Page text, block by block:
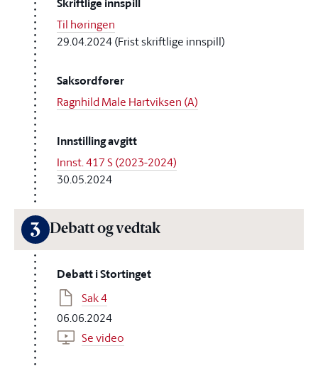
Til høringen
29.04.2024 (Frist skriftlige innspill)
Saksordfører
Ragnhild Male Hartviksen (A)
Innstilling avgitt
Innst. 417 S (2023-2024)
30.05.2024
3 Debatt og vedtak
Debatt i Stortinget
Sak 4
06.06.2024
Se video